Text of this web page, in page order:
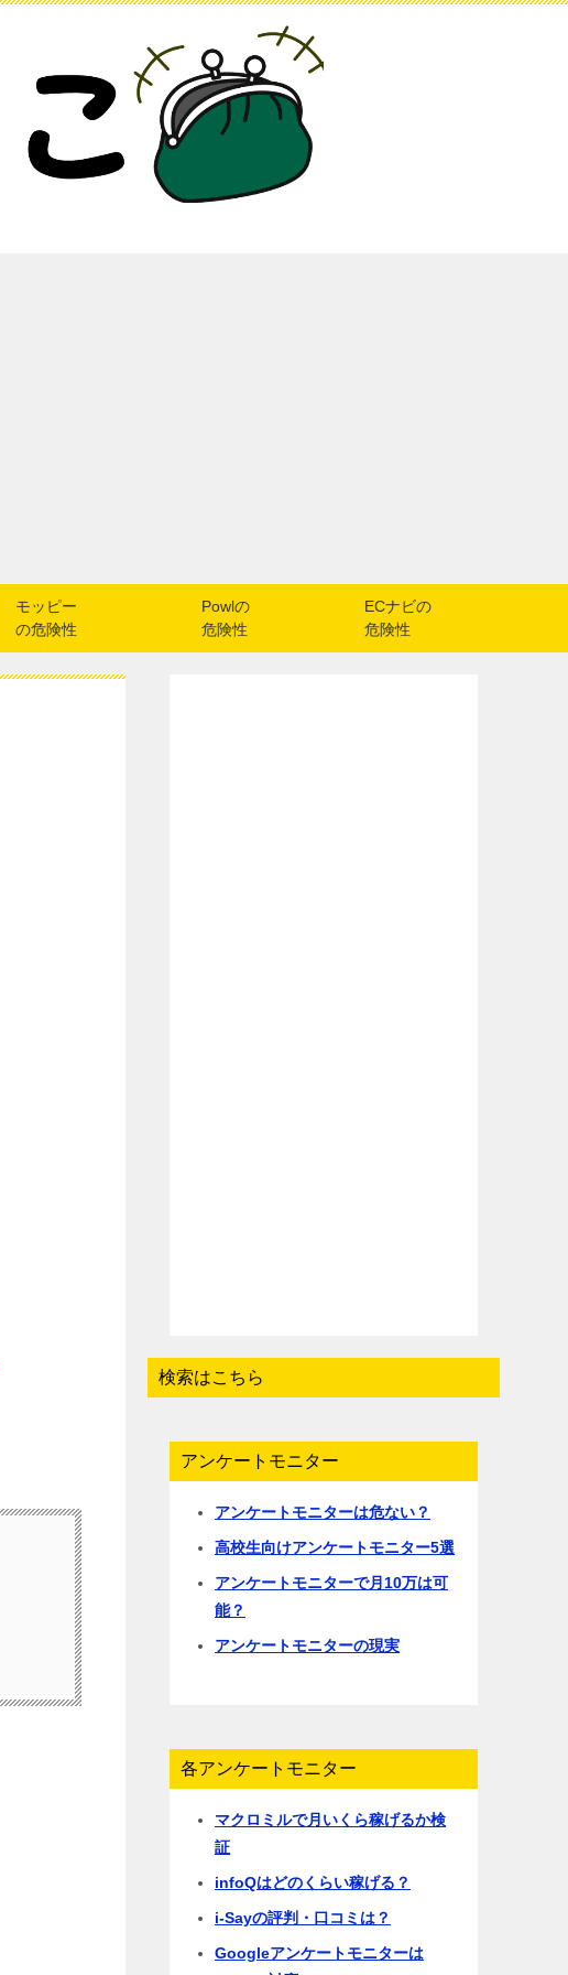
モッピー
の危険性
Powlの
危険性
ECナビの
危険性
検索はこちら
アンケートモニター
アンケートモニターは危ない？
高校生向けアンケートモニター5選
アンケートモニターで月10万は可
能？
アンケートモニターの現実
各アンケートモニター
マクロミルで月いくら稼げるか検
証
infoQはどのくらい稼げる？
i-Sayの評判・口コミは？
Googleアンケートモニターは